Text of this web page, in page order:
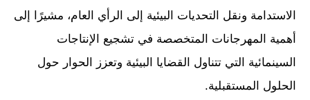
الاستدامة ونقل التحديات البيئية إلى الرأي العام، مشيرًا إلى
أهمية المهرجانات المتخصصة في تشجيع الإنتاجات
السينمائية التي تتناول القضايا البيئية وتعزز الحوار حول
الحلول المستقبلية.